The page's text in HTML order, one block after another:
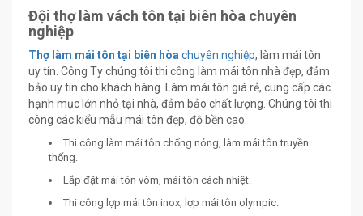
Đội thợ làm vách tôn tại biên hòa chuyên
nghiệp
Thợ làm mái tôn tại biên hòachuyên nghiệp, làm mái tôn
uy tín. Công Ty chúng tôi thi công làm mái tôn nhà đẹp, đảm
bảo uy tín cho khách hàng. Làm mái tôn giá rẻ, cung cấp các
hạnh mục lớn nhỏ tại nhà, đảm bảo chất lượng. Chúng tôi thi
công các kiểu mẫu mái tôn đẹp, độ bền cao.
Thi công làm mái tôn chống nóng, làm mái tôn truyền
thống.
Lắp đặt mái tôn vòm, mái tôn cách nhiệt.
Thi công lợp mái tôn inox, lợp mái tôn olympic.